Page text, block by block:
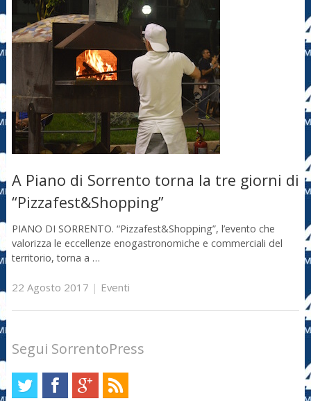
A Piano di Sorrento torna la tre giorni di
“Pizzafest&Shopping”
PIANO DI SORRENTO. “Pizzafest&Shopping”, l’evento che
valorizza le eccellenze enogastronomiche e commerciali del
territorio, torna a …
22 Agosto 2017 | Eventi
Segui SorrentoPress